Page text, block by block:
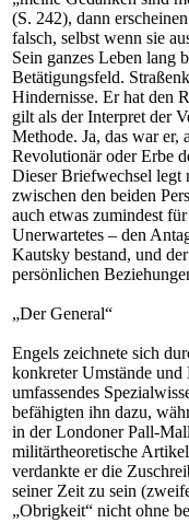
(S. 242), dann
falsch, selbst wenn sie
Sein ganzes Leben lang
Betätigungsfeld.
Hindernisse. Er hat den
gilt als der Interpret der
Methode. Ja, das war er,
Revolutionär oder Erbe
Dieser Briefwechsel legt
zwischen den beiden
auch etwas zumindest
Unerwartetes – den
Kautsky bestand, und
persönlichen
„Der General“
Engels zeichnete sich
konkreter Umstände und
umfassendes
befähigten ihn dazu,
in der Londoner Pall-
militärtheoretische
verdankte er die
seiner Zeit zu sein
„Obrigkeit“ nicht ohne